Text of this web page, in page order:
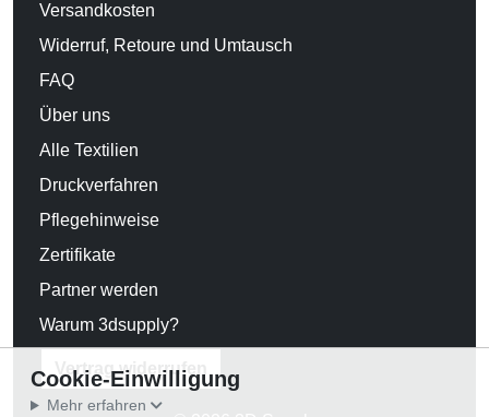
Versandkosten
Widerruf, Retoure und Umtausch
FAQ
Über uns
Alle Textilien
Druckverfahren
Pflegehinweise
Zertifikate
Partner werden
Warum 3dsupply?
Vertrag widerrufen
Cookie-Einwilligung
Mehr erfahren